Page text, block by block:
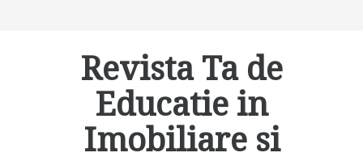
Revista Ta de
Educatie in
Imobiliare si